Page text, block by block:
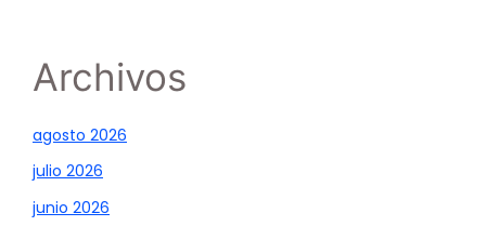
Archivos
agosto 2026
julio 2026
junio 2026